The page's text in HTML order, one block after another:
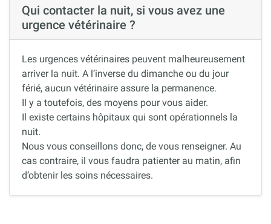
Qui contacter la nuit, si vous avez une
urgence vétérinaire ?
Les urgences vétérinaires peuvent malheureusement
arriver la nuit. A l’inverse du dimanche ou du jour
férié, aucun vétérinaire assure la permanence.
Il y a toutefois, des moyens pour vous aider.
Il existe certains hôpitaux qui sont opérationnels la
nuit.
Nous vous conseillons donc, de vous renseigner. Au
cas contraire, il vous faudra patienter au matin, afin
d’obtenir les soins nécessaires.